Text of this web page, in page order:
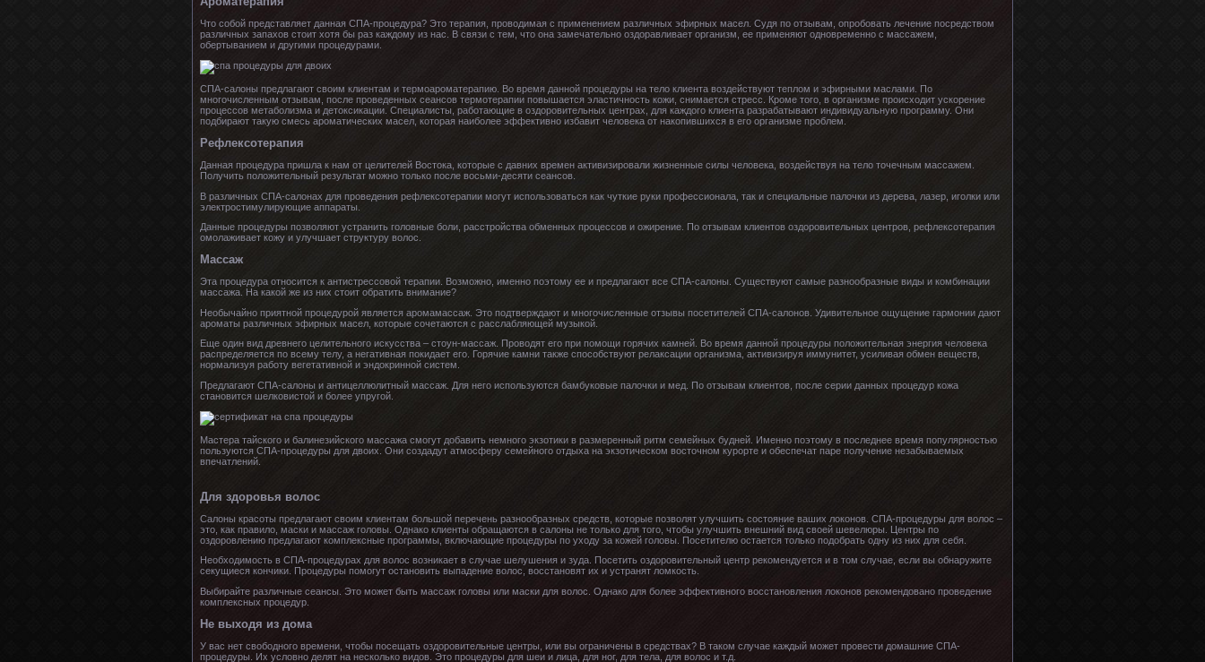
Что собой представляет данная СПА-процедура? Это терапия, проводимая с применением различных эфирных масел. Судя по отзывам, опробовать лечение посредством
различных запахов стоит хотя бы раз каждому из нас. В связи с тем, что она замечательно оздоравливает организм, ее применяют одновременно с массажем,
обертыванием и другими процедурами.
СПА-салоны предлагают своим клиентам и термоароматерапию. Во время данной процедуры на тело клиента воздействуют теплом и эфирными маслами. По
многочисленным отзывам, после проведенных сеансов термотерапии повышается эластичность кожи, снимается стресс. Кроме того, в организме происходит ускорение
процессов метаболизма и детоксикации. Специалисты, работающие в оздоровительных центрах, для каждого клиента разрабатывают индивидуальную программу. Они
подбирают такую смесь ароматических масел, которая наиболее эффективно избавит человека от накопившихся в его организме проблем.
Рефлексотерапия
Данная процедура пришла к нам от целителей Востока, которые с давних времен активизировали жизненные силы человека, воздействуя на тело точечным массажем.
Получить положительный результат можно только после восьми-десяти сеансов.
В различных СПА-салонах для проведения рефлексотерапии могут использоваться как чуткие руки профессионала, так и специальные палочки из дерева, лазер, иголки или
электростимулирующие аппараты.
Данные процедуры позволяют устранить головные боли, расстройства обменных процессов и ожирение. По отзывам клиентов оздоровительных центров, рефлексотерапия
омолаживает кожу и улучшает структуру волос.
Массаж
Эта процедура относится к антистрессовой терапии. Возможно, именно поэтому ее и предлагают все СПА-салоны. Существуют самые разнообразные виды и комбинации
массажа. На какой же из них стоит обратить внимание?
Необычайно приятной процедурой является аромамассаж. Это подтверждают и многочисленные отзывы посетителей СПА-салонов. Удивительное ощущение гармонии дают
ароматы различных эфирных масел, которые сочетаются с расслабляющей музыкой.
Еще один вид древнего целительного искусства – стоун-массаж. Проводят его при помощи горячих камней. Во время данной процедуры положительная энергия человека
распределяется по всему телу, а негативная покидает его. Горячие камни также способствуют релаксации организма, активизируя иммунитет, усиливая обмен веществ,
нормализуя работу вегетативной и эндокринной систем.
Предлагают СПА-салоны и антицеллюлитный массаж. Для него используются бамбуковые палочки и мед. По отзывам клиентов, после серии данных процедур кожа
становится шелковистой и более упругой.
Мастера тайского и балинезийского массажа смогут добавить немного экзотики в размеренный ритм семейных будней. Именно поэтому в последнее время популярностью
пользуются СПА-процедуры для двоих. Они создадут атмосферу семейного отдыха на экзотическом восточном курорте и обеспечат паре получение незабываемых
впечатлений.
Для здоровья волос
Салоны красоты предлагают своим клиентам большой перечень разнообразных средств, которые позволят улучшить состояние ваших локонов. СПА-процедуры для волос –
это, как правило, маски и массаж головы. Однако клиенты обращаются в салоны не только для того, чтобы улучшить внешний вид своей шевелюры. Центры по
оздоровлению предлагают комплексные программы, включающие процедуры по уходу за кожей головы. Посетителю остается только подобрать одну из них для себя.
Необходимость в СПА-процедурах для волос возникает в случае шелушения и зуда. Посетить оздоровительный центр рекомендуется и в том случае, если вы обнаружите
секущиеся кончики. Процедуры помогут остановить выпадение волос, восстановят их и устранят ломкость.
Выбирайте различные сеансы. Это может быть массаж головы или маски для волос. Однако для более эффективного восстановления локонов рекомендовано проведение
комплексных процедур.
Не выходя из дома
У вас нет свободного времени, чтобы посещать оздоровительные центры, или вы ограничены в средствах? В таком случае каждый может провести домашние СПА-
процедуры. Их условно делят на несколько видов. Это процедуры для шеи и лица, для ног, для тела, для волос и т.д.